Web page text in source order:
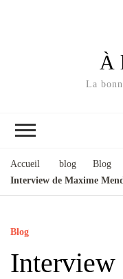
À
La
Accueil blog
Blog
Interview de Maxime
Blog
Interview